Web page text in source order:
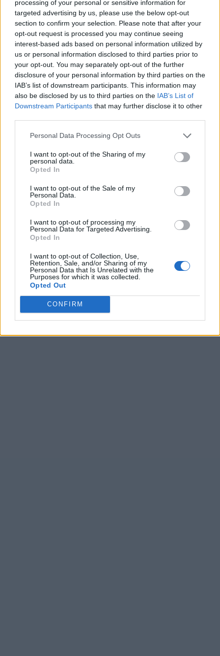
processing of your personal or sensitive information for
targeted advertising by us, please use the below opt-out
section to confirm your selection. Please note that after your
opt-out request is processed you may continue seeing
interest-based ads based on personal information utilized by
us or personal information disclosed to third parties prior to
your opt-out. You may separately opt-out of the further
disclosure of your personal information by third parties on the
IAB’s list of downstream participants. This information may
also be disclosed by us to third parties on the IAB’s List of
Downstream Participants that may further disclose it to other
Personal Data Processing Opt Outs
I want to opt-out of the Sharing of my
personal data.
Opted In
I want to opt-out of the Sale of my
Personal Data.
Opted In
I want to opt-out of processing my
Personal Data for Targeted Advertising.
Opted In
I want to opt-out of Collection, Use,
Retention, Sale, and/or Sharing of my
Personal Data that Is Unrelated with the
Purposes for which it was collected.
Opted Out
CONFIRM